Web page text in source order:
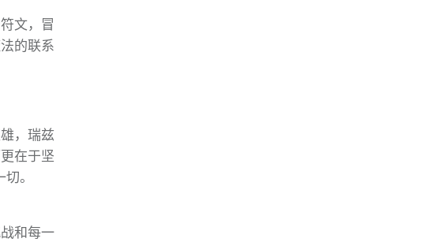
文，冒
的联系
，瑞兹
在于坚
。
和每一